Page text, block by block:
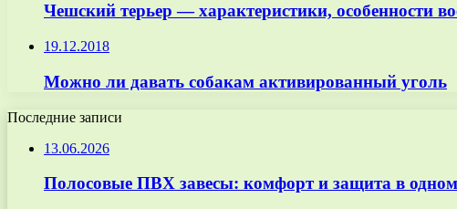
Чешский терьер — характеристики, особенности
19.12.2018
Можно ли давать собакам активированный уголь
Последние записи
13.06.2026
Полосовые ПВХ завесы: комфорт и защита в